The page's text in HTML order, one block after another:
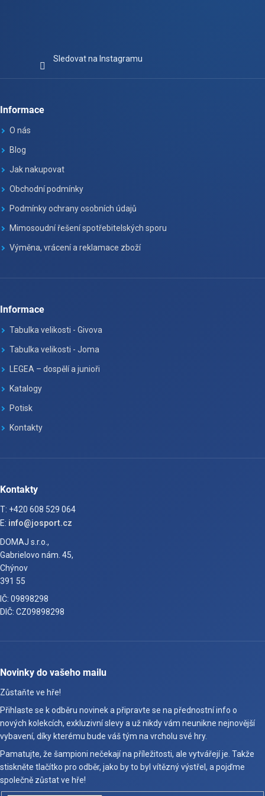
Sledovat na Instagramu
Informace
O nás
Blog
Jak nakupovat
Obchodní podmínky
Podmínky ochrany osobních údajů
Mimosoudní řešení spotřebitelských sporu
Výměna, vrácení a reklamace zboží
Informace
Tabulka velikosti - Givova
Tabulka velikosti - Joma
LEGEA – dospělí a junioři
Katalogy
Potisk
Kontakty
Kontakty
T: +420 608 529 064
E: info@josport.cz
DOMAJ s.r.o.,
Gabrielovo nám. 45,
Chýnov
391 55
IČ: 09898298
DIČ: CZ09898298
Novinky do vašeho mailu
Zůstaňte ve hře!
Přihlaste se k odběru novinek a připravte se na přednostní info o
nových kolekcích, exkluzivní slevy a už nikdy vám neunikne nejnovější
vybavení, díky kterému bude váš tým na vrcholu své hry.
Pamatujte, že šampioni nečekají na příležitosti, ale vytvářejí je. Takže
stiskněte tlačítko pro odběr, jako by to byl vítězný výstřel, a pojďme
společně zůstat ve hře!